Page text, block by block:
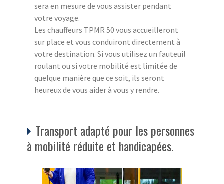
sera en mesure de vous assister pendant
votre voyage.
Les chauffeurs TPMR 50 vous accueilleront
sur place et vous conduiront directement à
votre destination. Si vous utilisez un fauteuil
roulant ou si votre mobilité est limitée de
quelque manière que ce soit, ils seront
heureux de vous aider à vous y rendre.
Transport adapté pour les personnes
à mobilité réduite et handicapées.